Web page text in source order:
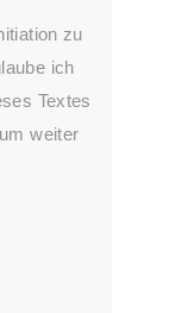
zu
ich
Textes
weiter